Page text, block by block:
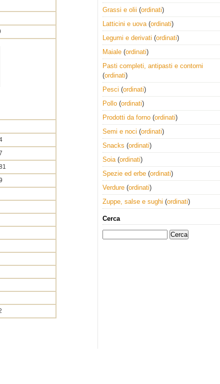
Grassi e olii (ordinati)
Latticini e uova(ordinati)
Legumi e derivati (ordinati)
Maiale (ordinati)
Pasti completi, antipasti e contorni
(ordinati)
Pesci (ordinati)
Pollo (ordinati)
Prodotti da forno (ordinati)
Semi e noci (ordinati)
Snacks (ordinati)
Soia(ordinati)
Spezie ed erbe (ordinati)
Verdure (ordinati)
Zuppe, salse e sughi (ordinati)
Cerca